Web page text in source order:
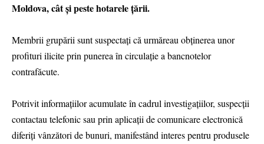
Moldova, cât și peste hotarele țării.
Membrii grupării sunt suspectați că urmăreau obținerea unor
profituri ilicite prin punerea în circulație a bancnotelor
contrafăcute.
Potrivit informațiilor acumulate în cadrul investigațiilor, suspecții
contactau telefonic sau prin aplicații de comunicare electronică
diferiți vânzători de bunuri, manifestând interes pentru produsele